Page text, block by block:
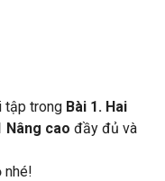
tập trong Bài 1. Hai
Nâng cao đầy đủ và
nhé!